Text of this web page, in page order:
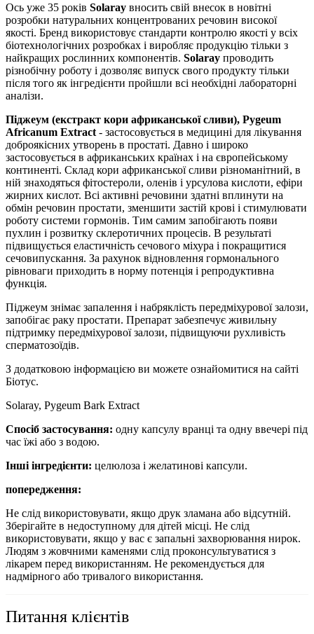
Ось уже 35 років Solaray вносить свій внесок в новітні
розробки натуральних концентрованих речовин високої
якості. Бренд використовує стандарти контролю якості у всіх
біотехнологічних розробках і виробляє продукцію тільки з
найкращих рослинних компонентів. Solaray проводить
різнобічну роботу і дозволяє випуск свого продукту тільки
після того як інгредієнти пройшли всі необхідні лабораторні
аналізи.
Піджеум (екстракт кори африканської сливи), Pygeum
Africanum Extract - застосовується в медицині для лікування
доброякісних утворень в простаті. Давно і широко
застосовується в африканських країнах і на європейському
континенті. Склад кори африканської сливи різноманітний, в
ній знаходяться фітостероли, оленів і урсулова кислоти, ефіри
жирних кислот. Всі активні речовини здатні вплинути на
обмін речовин простати, зменшити застій крові і стимулювати
роботу системи гормонів. Тим самим запобігають появи
пухлин і розвитку склеротичних процесів. В результаті
підвищується еластичність сечового міхура і покращитися
сечовипускання. За рахунок відновлення гормонального
рівноваги приходить в норму потенція і репродуктивна
функція.
Піджеум знімає запалення і набряклість передміхурової залози,
запобігає раку простати. Препарат забезпечує живильну
підтримку передміхурової залози, підвищуючи рухливість
сперматозоїдів.
З додатковою інформацією ви можете ознайомитися на сайті
Біотус.
Solaray, Pygeum Bark Extract
Спосіб застосування: одну капсулу вранці та одну ввечері під
час їжі або з водою.
Інші інгредієнти: целюлоза і желатинові капсули.
попередження:
Не слід використовувати, якщо друк зламана або відсутній.
Зберігайте в недоступному для дітей місці. Не слід
використовувати, якщо у вас є запальні захворювання нирок.
Людям з жовчними каменями слід проконсультуватися з
лікарем перед використанням. Не рекомендується для
надмірного або тривалого використання.
Питання клієнтів